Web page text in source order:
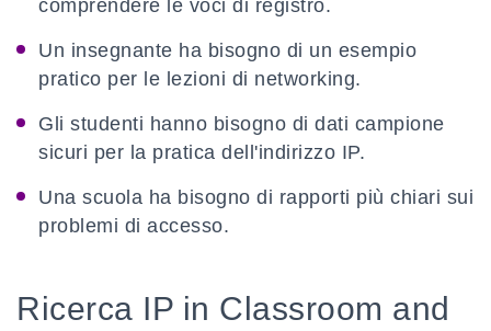
comprendere le voci di registro.
Un insegnante ha bisogno di un esempio
pratico per le lezioni di networking.
Gli studenti hanno bisogno di dati campione
sicuri per la pratica dell'indirizzo IP.
Una scuola ha bisogno di rapporti più chiari sui
problemi di accesso.
Ricerca IP in Classroom and